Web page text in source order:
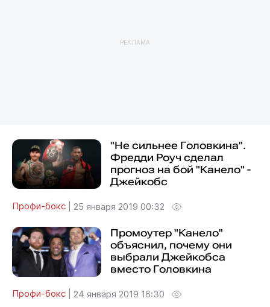
РЕКЛАМА
"Не сильнее Головкина".
Фредди Роуч сделал
прогноз на бой "Канело" -
Джейкобс
Профи-бокс 25 января 2019 00:32
Промоутер "Канело"
объяснил, почему они
выбрали Джейкобса
вместо Головкина
Профи-бокс 24 января 2019 16:30